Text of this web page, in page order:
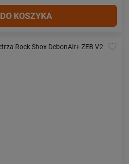
DO KOSZYKA